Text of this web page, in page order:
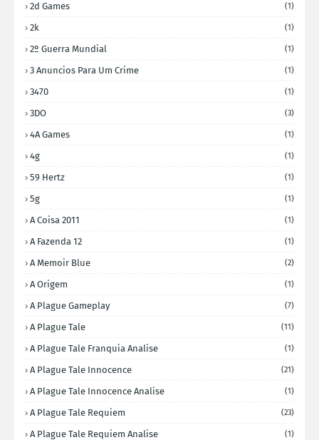
2d Games (1)
2k (1)
2º Guerra Mundial (1)
3 Anuncios Para Um Crime (1)
3470 (1)
3DO (3)
4A Games (1)
4g (1)
59 Hertz (1)
5g (1)
A Coisa 2011 (1)
A Fazenda 12 (1)
A Memoir Blue (2)
A Origem (1)
A Plague Gameplay (7)
A Plague Tale (11)
A Plague Tale Franquia Analise (1)
A Plague Tale Innocence (21)
A Plague Tale Innocence Analise (1)
A Plague Tale Requiem (23)
A Plague Tale Requiem Analise (1)